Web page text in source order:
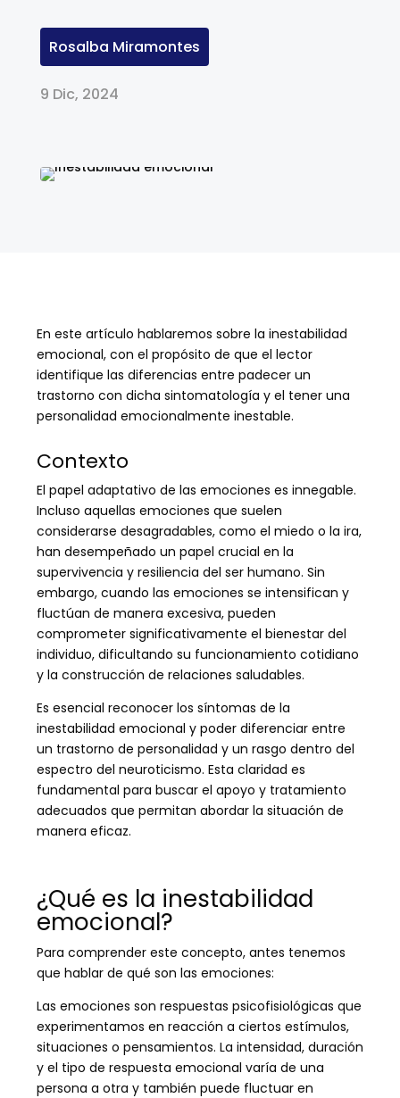
Rosalba Miramontes
9 Dic, 2024
En este artículo hablaremos sobre la inestabilidad
emocional, con el propósito de que el lector
identifique las diferencias entre padecer un
trastorno con dicha sintomatología y el tener una
personalidad emocionalmente inestable.
Contexto
El papel adaptativo de las emociones es innegable.
Incluso aquellas emociones que suelen
considerarse desagradables, como el miedo o la ira,
han desempeñado un papel crucial en la
supervivencia y resiliencia del ser humano. Sin
embargo, cuando las emociones se intensifican y
fluctúan de manera excesiva, pueden
comprometer significativamente el bienestar del
individuo, dificultando su funcionamiento cotidiano
y la construcción de relaciones saludables.
Es esencial reconocer los síntomas de la
inestabilidad emocional y poder diferenciar entre
un trastorno de personalidad y un rasgo dentro del
espectro del neuroticismo. Esta claridad es
fundamental para buscar el apoyo y tratamiento
adecuados que permitan abordar la situación de
manera eficaz.
¿Qué es la inestabilidad
emocional?
Para comprender este concepto, antes tenemos
que hablar de qué son las emociones:
Las emociones son respuestas psicofisiológicas que
experimentamos en reacción a ciertos estímulos,
situaciones o pensamientos. La intensidad, duración
y el tipo de respuesta emocional varía de una
persona a otra y también puede fluctuar en